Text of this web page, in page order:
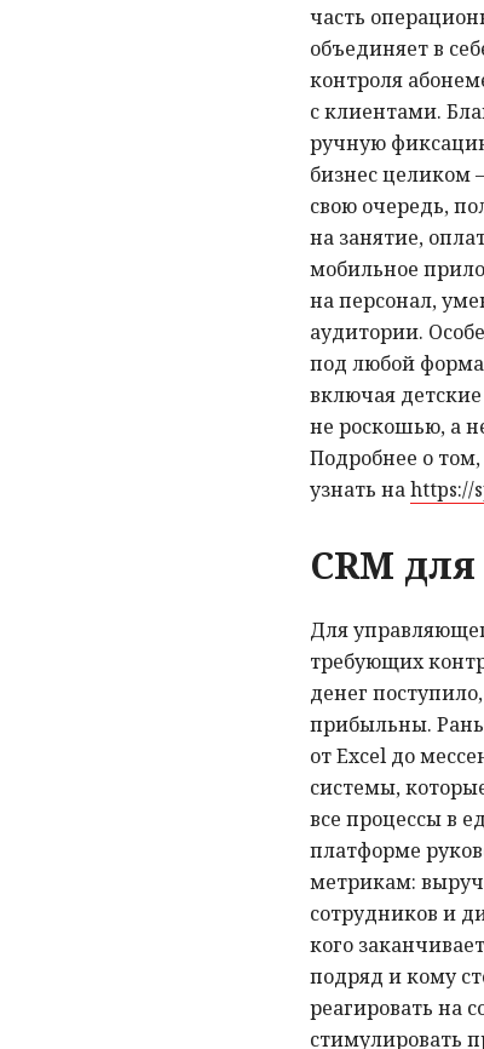
часть
объединяет в
контроля
с клиентами.
ручную
бизнес целиком
свою очередь,
на занятие,
мобильное
на персонал,
аудитории.
под любой
включая
не роскошью, а
Подробнее о
узнать наhttps://
CRM
Для
требующих
денег
прибыльны.
от Excel до
системы,
все процессы в
платформе
метрикам:
сотрудников и
кого
подряд и кому
реагировать на
стимулировать